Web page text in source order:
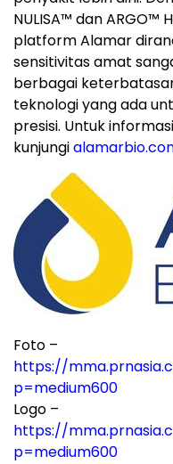
NULISA™ dan ARGO™
platform Alamar
sensitivitas amat
berbagai
teknologi yang ada
presisi. Untuk
kunjungi
Foto –
https://
p=medium600
Logo –
https://
p=medium600